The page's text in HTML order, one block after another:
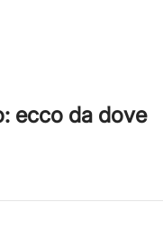
ecco da dove